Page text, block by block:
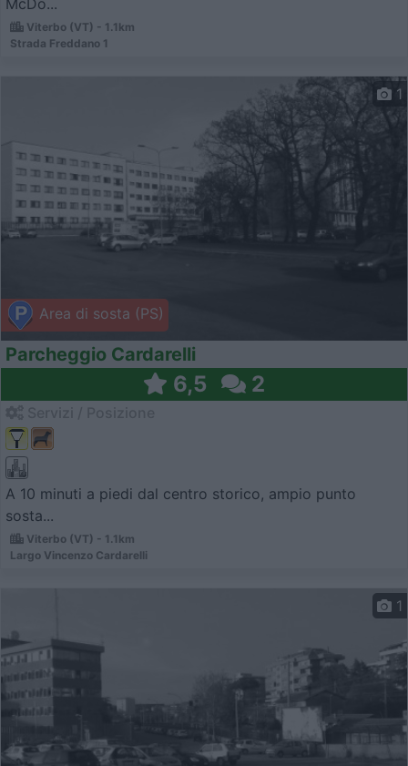
Viterbo (VT) - 1.1km
Strada Freddano 1
Area di sosta (PS)
1
Parcheggio Cardarelli
6,5 2
A 10 minuti a piedi dal centro storico, ampio punto
sosta...
Viterbo (VT) - 1.1km
Largo Vincenzo Cardarelli
1